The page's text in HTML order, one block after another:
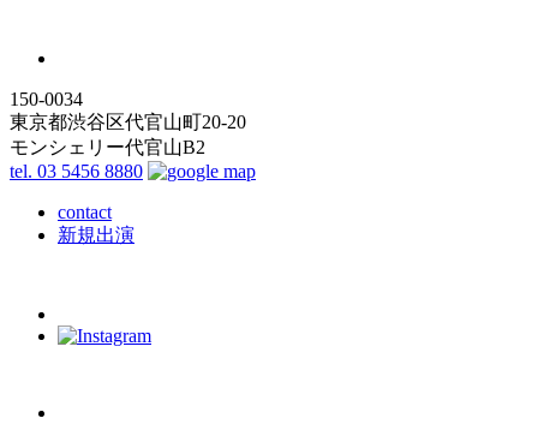
150-0034
東京都渋谷区代官山町20-20
モンシェリー代官山B2
tel. 03 5456 8880
contact
新規出演